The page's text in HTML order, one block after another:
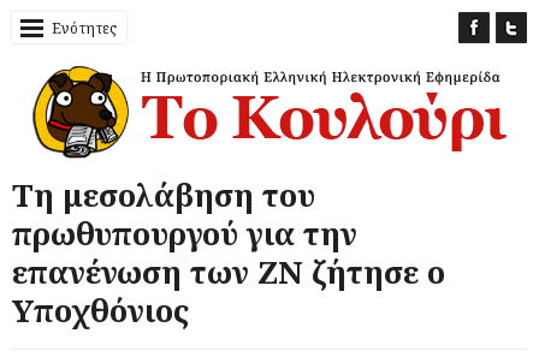
Ενότητες
Τη μεσολάβηση του
πρωθυπουργού για την
επανένωση των ΖΝ ζήτησε ο
Υποχθόνιος